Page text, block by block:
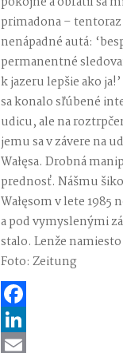
primadona –
nenápadné autá:
permanentné
k jazeru lepšie ako
sa konalo sľúbené
udicu, ale na
jemu sa v závere na
Wałęsa. Drobná
prednosť. Nášmu
Wałęsom v lete 1985
a pod vymyslenými
stalo. Lenže
Foto: Zeitung
Facebook
LinkedIn